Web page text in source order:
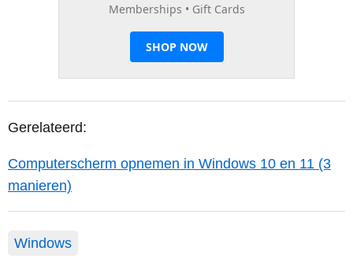
Gerelateerd:
Computerscherm opnemen in Windows 10 en 11 (3
manieren)
Windows